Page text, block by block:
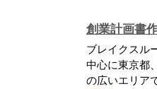
創業計画書
ブレイクスル
中心に東京都
の広いエリア